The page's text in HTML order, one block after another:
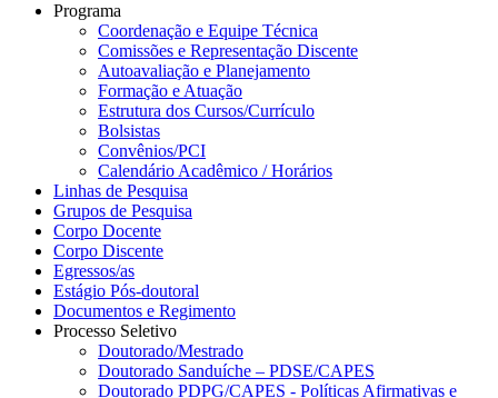
Programa
Coordenação e Equipe Técnica
Comissões e Representação Discente
Autoavaliação e Planejamento
Formação e Atuação
Estrutura dos Cursos/Currículo
Bolsistas
Convênios/PCI
Calendário Acadêmico / Horários
Linhas de Pesquisa
Grupos de Pesquisa
Corpo Docente
Corpo Discente
Egressos/as
Estágio Pós-doutoral
Documentos e Regimento
Processo Seletivo
Doutorado/Mestrado
Doutorado Sanduíche – PDSE/CAPES
Doutorado PDPG/CAPES - Políticas Afirmativas e